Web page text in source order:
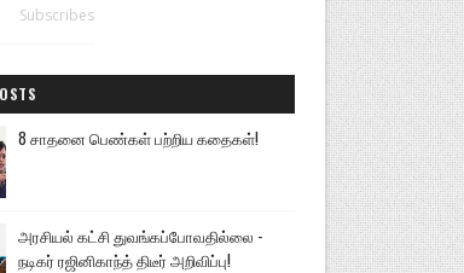
Subscribes
8 சாதனை பெண்கள் பற்றிய கதைகள்!
அரசியல் கட்சி துவங்கப்போவதில்லை -
நடிகர் ரஜினிகாந்த் திடீர் அறிவிப்பு!